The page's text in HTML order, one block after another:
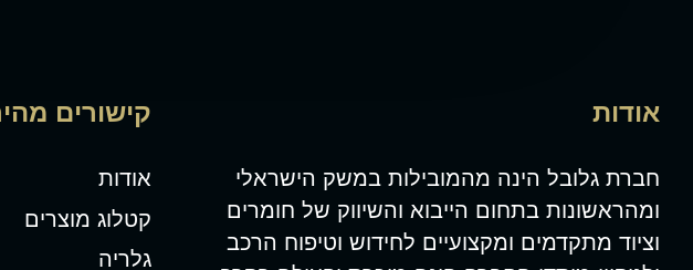
אודות
חברת גלובל הינה מהמובילות במשק הישראלי
ומהראשונות בתחום הייבוא והשיווק של חומרים
וציוד מתקדמים ומקצועיים לחידוש וטיפוח הרכב
קישורים
אודות
קטלוג מוצרים
גלריה